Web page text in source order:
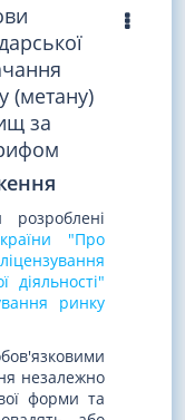
(метану)
за
"Про
діяльності"
ринку
незалежно
форми та